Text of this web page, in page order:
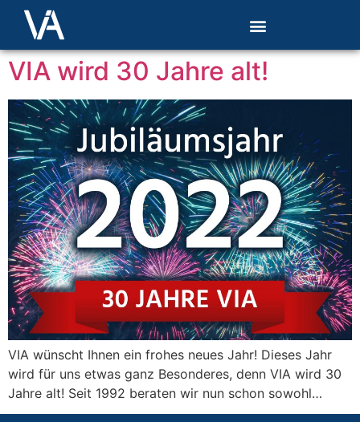
VIA wird 30 Jahre alt!
VIA wünscht Ihnen ein frohes neues Jahr! Dieses Jahr
wird für uns etwas ganz Besonderes, denn VIA wird 30
Jahre alt! Seit 1992 beraten wir nun schon sowohl…